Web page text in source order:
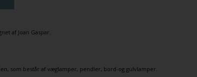
af Joan Gaspar.
som består af væglamper, pendler, bord-og gulvlamper.